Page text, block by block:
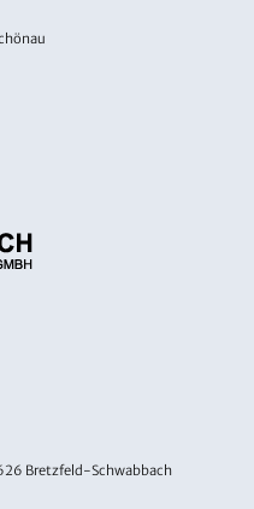
Bretzfeld-Schwabbach